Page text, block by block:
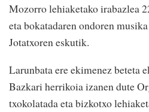
Mozorro lehiaketako irabazlea
eta bokatadaren ondoren
Jotatxoren eskutik.
Larunbata ere ekimenez beteta
Bazkari herrikoia izanen dute
txokolatada eta bizkotxo